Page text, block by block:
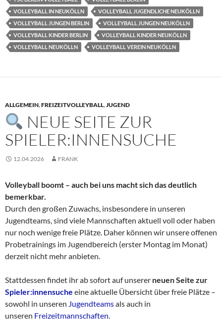
VOLLEYBALL IN NEUKÖLLN
VOLLEYBALL JUGENDLICHE NEUKÖLLN
VOLLEYBALL JUNGEN BERLIN
VOLLEYBALL JUNGEN NEUKÖLLN
VOLLEYBALL KINDER BERLIN
VOLLEYBALL KINDER NEUKÖLLN
VOLLEYBALL NEUKÖLLN
VOLLEYBALL VEREIN NEUKÖLLN
ALLGEMEIN,FREIZEITVOLLEYBALL,JUGEND
NEUE SEITE ZUR
SPIELER:INNENSUCHE
12.04.2026 FRANK
Volleyball boomt – auch bei uns macht sich das deutlich
bemerkbar.
Durch den großen Zuwachs, insbesondere in unseren
Jugendteams, sind viele Mannschaften aktuell voll oder haben
nur noch wenige freie Plätze. Daher können wir unsere offenen
Probetrainings im Jugendbereich (erster Montag im Monat)
derzeit nicht mehr anbieten.
Stattdessen findet ihr ab sofort auf unserer neuen Seite zur
Spieler:innensuche eine aktuelle Übersicht über freie Plätze –
sowohl in unseren Jugendteamsals auch in
unseren Freizeitmannschaften.